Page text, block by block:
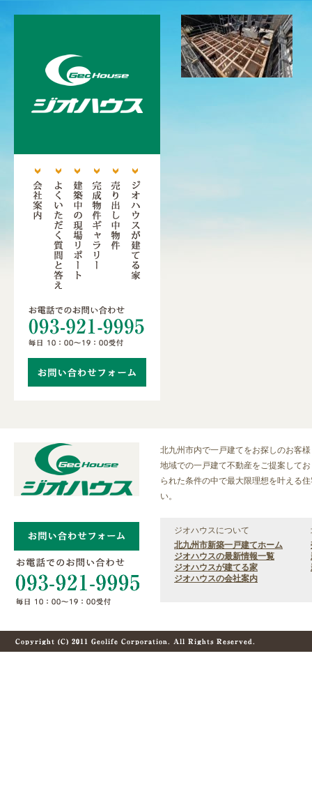
北九州市内で一戸建てをお探しのお客
地域での一戸建て不動産をご提案して
られた条件の中で最大限理想を叶える
い。
ジオハウスについて
北九州市新築一戸建てホーム
ジオハウスの最新情報一覧
ジオハウスが建てる家
ジオハウスの会社案内